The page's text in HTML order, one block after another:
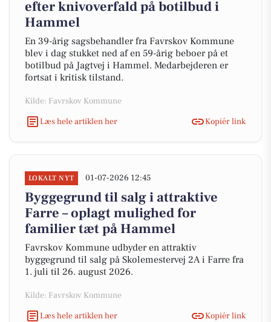
efter knivoverfald på botilbud i
Hammel
En 39-årig sagsbehandler fra Favrskov Kommune
blev i dag stukket ned af en 59-årig beboer på et
botilbud på Jagtvej i Hammel. Medarbejderen er
fortsat i kritisk tilstand.
Kilde: Favrskov Kommune
Læs hele artiklen her
Kopiér link
LOKALT NYT 01-07-2026 12:45
Byggegrund til salg i attraktive
Farre – oplagt mulighed for
familier tæt på Hammel
Favrskov Kommune udbyder en attraktiv
byggegrund til salg på Skolemestervej 2A i Farre fra
1. juli til 26. august 2026.
Kilde: Favrskov Kommune
Læs hele artiklen her
Kopiér link